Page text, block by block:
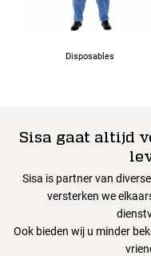
Disposables
Sisa gaat altijd
Sisa is partner van
versterken we
Ook bieden wij u minder